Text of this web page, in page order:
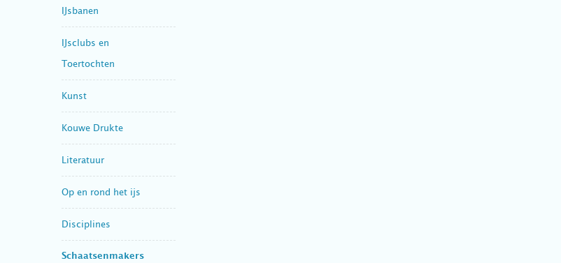
IJsbanen
IJsclubs en
Toertochten
Kunst
Kouwe Drukte
Literatuur
Op en rond het ijs
Disciplines
Schaatsenmakers